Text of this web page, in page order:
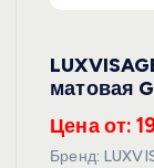
матовая
Цена от:
Бренд: